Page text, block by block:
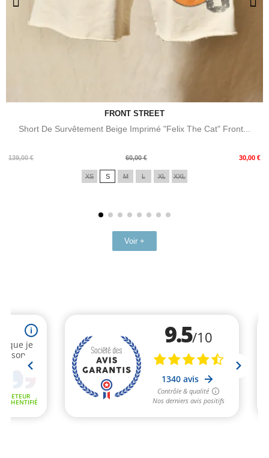
FRONT STREET
Short De Survêtement Beige Imprimé "Felix The Cat" Front...
139,00 €
Prix
60,00 € 30,00 €
Prix
XS S M L XL XXL
Voir +